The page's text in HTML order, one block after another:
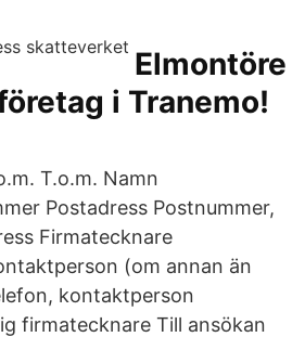
Elmontöre
i Tranemo!
T.o.m. Namn
Postadress Postnummer,
Firmatecknare
(om annan än
kontaktperson
firmatecknare Till ansökan